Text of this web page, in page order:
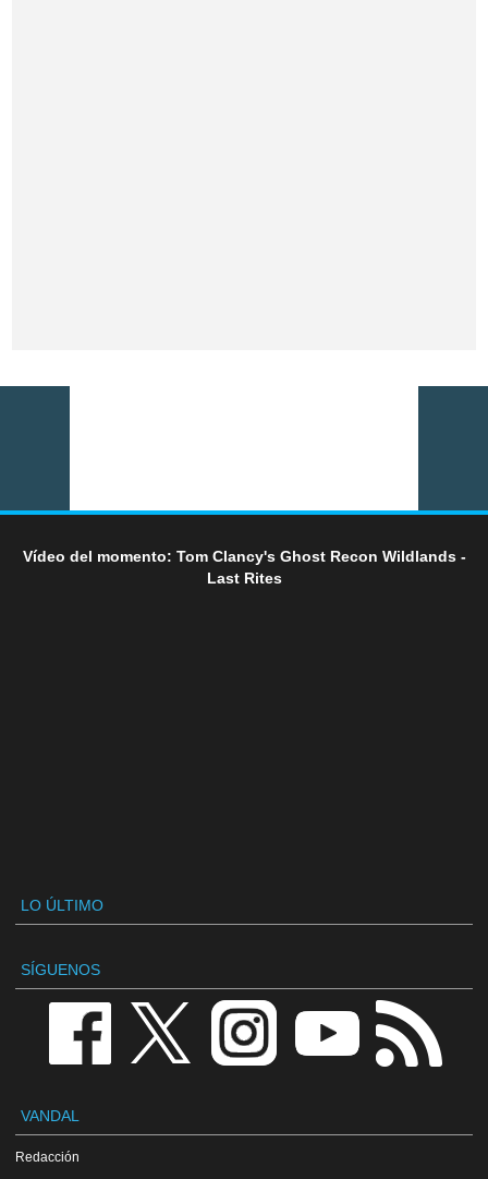
Vídeo del momento: Tom Clancy's Ghost Recon Wildlands -
Last Rites
LO ÚLTIMO
SÍGUENOS
VANDAL
Redacción